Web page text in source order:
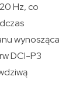
Hz, co
wynosząca
DCI-P3